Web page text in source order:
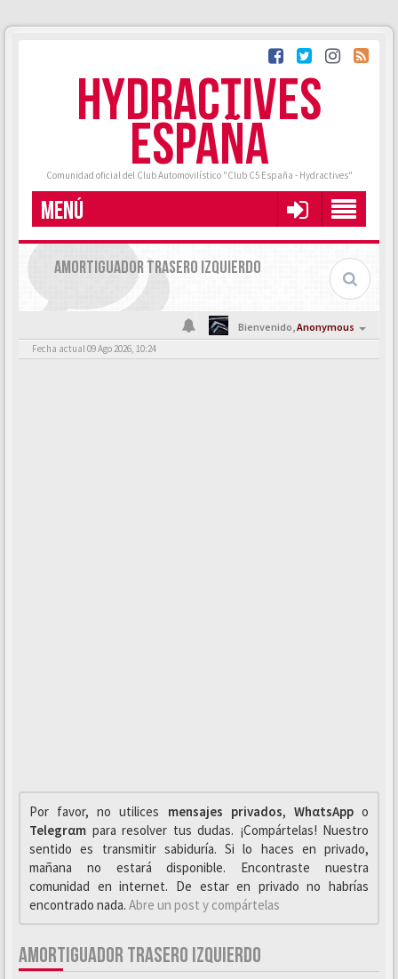
HYDRACTIVES
ESPAÑA
Comunidad oficial del Club Automovilístico "Club C5 España - Hydractives"
MENÚ
AMORTIGUADOR TRASERO IZQUIERDO
Bienvenido,Anonymous
Fecha actual 09 Ago 2026, 10:24
Por favor, no utilices mensajes privados, WhαtsAppo
Telegrαm para resolver tus dudas. ¡Compártelas! Nuestro
sentido es transmitir sabiduría. Si lo haces en privado,
mañana no estará disponible. Encontraste nuestra
comunidad en internet. De estar en privado no habrías
encontrado nada. Abre un post y compártelas
AMORTIGUADOR TRASERO IZQUIERDO